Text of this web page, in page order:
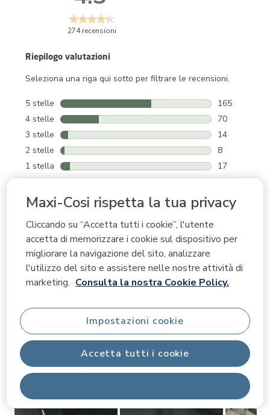
Maxi-Cosi rispetta la tua privacy
Cliccando su “Accetta tutti i cookie”, l'utente
accetta di memorizzare i cookie sul dispositivo per
migliorare la navigazione del sito, analizzare
l'utilizzo del sito e assistere nelle nostre attività di
marketing. Consulta la nostra Cookie Policy.
Accetta tutti i cookie
Impostazioni cookie
Riepilogo valutazioni
Seleziona una riga qui sotto per filtrare le recensioni.
5 stelle stelle
165
165
4 stelle stelle
70
70
3 stelle stelle
14
14
2 stelle stelle
8
8 recensioni
1 stella stelle
17
17
274 recensioni
Valutazioni medie clienti
Qualità del prodotto
Qualità del prodotto, 4.4 su 5
4.4
Ease of use
Ease of use, 4.5 su 5
4.5
4.3
Immagini e video dei clienti